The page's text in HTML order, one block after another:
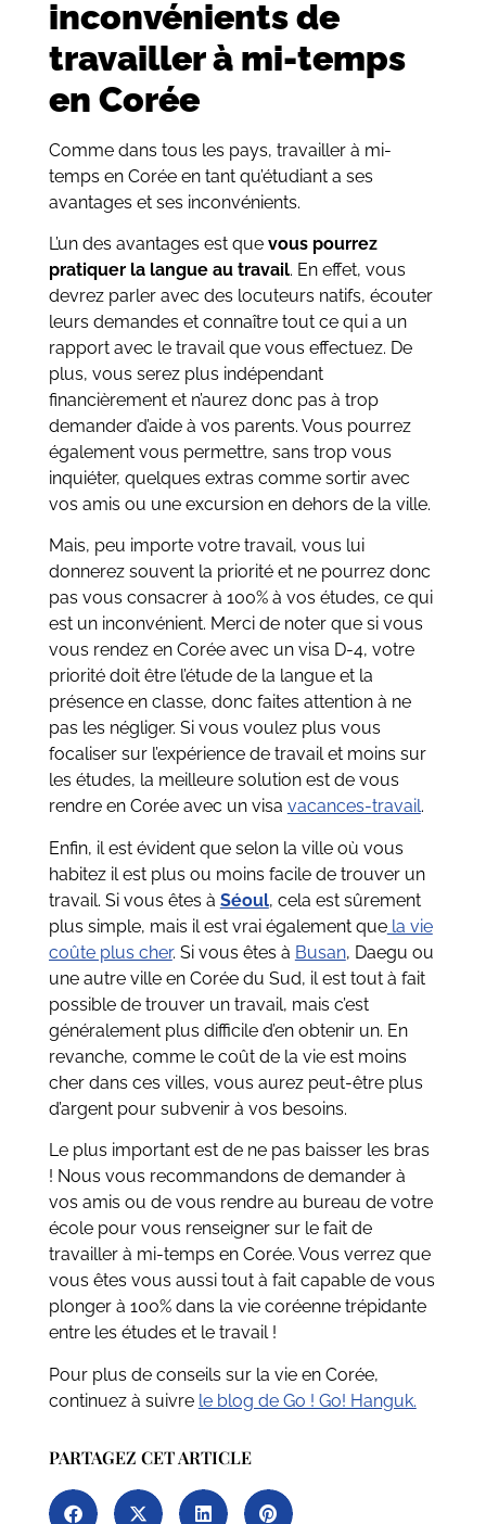
inconvénients de
travailler à mi-temps
en Corée
Comme dans tous les pays, travailler à mi-
temps en Corée en tant qu’étudiant a ses
avantages et ses inconvénients.
L’un des avantages est quevous pourrez
pratiquer la langue au travail. En effet, vous
devrez parler avec des locuteurs natifs, écouter
leurs demandes et connaître tout ce qui a un
rapport avec le travail que vous effectuez. De
plus, vous serez plus indépendant
financièrement et n’aurez donc pas à trop
demander d’aide à vos parents. Vous pourrez
également vous permettre, sans trop vous
inquiéter, quelques extras comme sortir avec
vos amis ou une excursion en dehors de la ville.
Mais, peu importe votre travail, vous lui
donnerez souvent la priorité et ne pourrez donc
pas vous consacrer à 100% à vos études, ce qui
est un inconvénient. Merci de noter que si vous
vous rendez en Corée avec un visa D-4, votre
priorité doit être l’étude de la langue et la
présence en classe, donc faites attention à ne
pas les négliger. Si vous voulez plus vous
focaliser sur l’expérience de travail et moins sur
les études, la meilleure solution est de vous
rendre en Corée avec un visa vacances-travail.
Enfin, il est évident que selon la ville où vous
habitez il est plus ou moins facile de trouver un
travail. Si vous êtes à Séoul, cela est sûrement
plus simple, mais il est vrai également quela vie
coûte plus cher. Si vous êtes à Busan, Daegu ou
une autre ville en Corée du Sud, il est tout à fait
possible de trouver un travail, mais c’est
généralement plus difficile d’en obtenir un. En
revanche, comme le coût de la vie est moins
cher dans ces villes, vous aurez peut-être plus
d’argent pour subvenir à vos besoins.
Le plus important est de ne pas baisser les bras
! Nous vous recommandons de demander à
vos amis ou de vous rendre au bureau de votre
école pour vous renseigner sur le fait de
travailler à mi-temps en Corée. Vous verrez que
vous êtes vous aussi tout à fait capable de vous
plonger à 100% dans la vie coréenne trépidante
entre les études et le travail !
Pour plus de conseils sur la vie en Corée,
continuez à suivre le blog de Go ! Go! Hanguk.
PARTAGEZ CET ARTICLE